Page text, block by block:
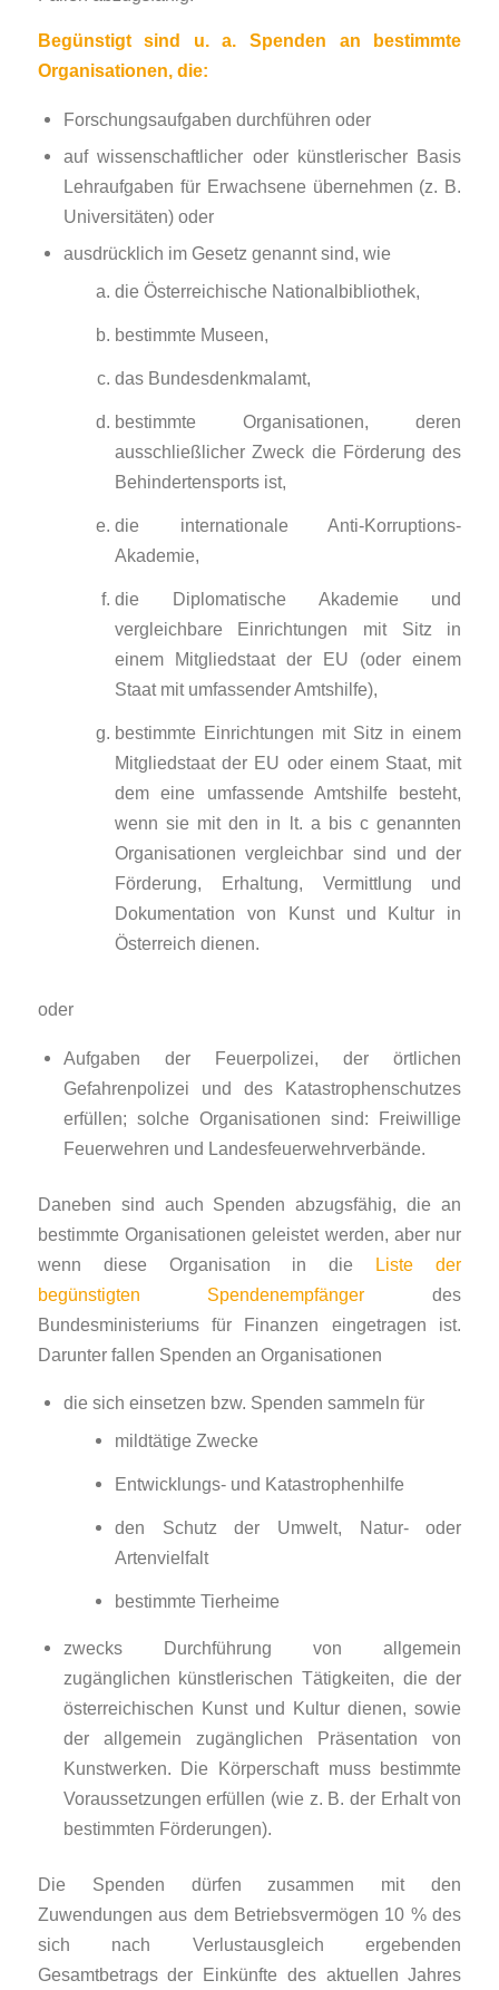
Begünstigt sind u. a. Spenden an bestimmte
Organisationen, die:
Forschungsaufgaben durchführen oder
auf wissenschaftlicher oder künstlerischer Basis
Lehraufgaben für Erwachsene übernehmen (z. B.
Universitäten) oder
ausdrücklich im Gesetz genannt sind, wie
die Österreichische Nationalbibliothek,
bestimmte Museen,
das Bundesdenkmalamt,
bestimmte Organisationen, deren
ausschließlicher Zweck die Förderung des
Behindertensports ist,
die internationale Anti-Korruptions-
Akademie,
die Diplomatische Akademie und
vergleichbare Einrichtungen mit Sitz in
einem Mitgliedstaat der EU (oder einem
Staat mit umfassender Amtshilfe),
bestimmte Einrichtungen mit Sitz in einem
Mitgliedstaat der EU oder einem Staat, mit
dem eine umfassende Amtshilfe besteht,
wenn sie mit den in lt. a bis c genannten
Organisationen vergleichbar sind und der
Förderung, Erhaltung, Vermittlung und
Dokumentation von Kunst und Kultur in
Österreich dienen.
oder
Aufgaben der Feuerpolizei, der örtlichen
Gefahrenpolizei und des Katastro­phen­schutzes
erfüllen; solche Organisationen sind: Freiwillige
Feuerwehren und Landes­feuer­wehrverbände.
Daneben sind auch Spenden abzugsfähig, die an
bestimmte Organisationen geleistet werden, aber nur
wenn diese Organisation in die Liste der
begünstigten Spendenempfänger des
Bundesministeriums für Finanzen eingetragen ist.
Darunter fallen Spenden an Organisationen
die sich einsetzen bzw. Spenden sammeln für
mildtätige Zwecke
Entwicklungs- und Katastrophenhilfe
den Schutz der Umwelt, Natur- oder
Artenvielfalt
bestimmte Tierheime
zwecks Durchführung von allgemein
zugänglichen künstlerischen Tätigkeiten, die der
öster­reichischen Kunst und Kultur dienen, sowie
der allgemein zugänglichen Präsentation von
Kunstwerken. Die Körperschaft muss bestimmte
Voraus­setzungen erfüllen (wie z. B. der Erhalt von
bestimmten Förderungen).
Die Spenden dürfen zusammen mit den
Zuwendungen aus dem Betriebsvermögen 10 % des
sich nach Verlustausgleich ergebenden
Gesamtbetrags der Einkünfte des aktuellen Jahres